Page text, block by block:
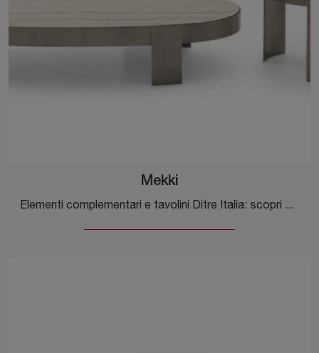
Mekki
Elementi complementari e tavolini Ditre Italia: scopri come impreziosire i tuoi locali moderni con il modello Mekki.